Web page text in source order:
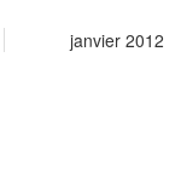
janvier 2012